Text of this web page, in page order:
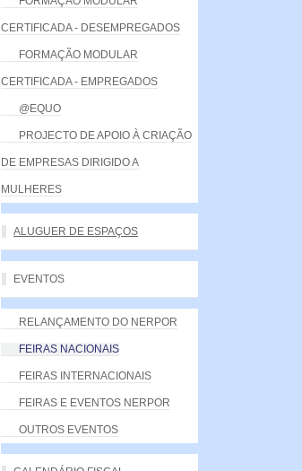
CERTIFICADA - DESEMPREGADOS
FORMAÇÃO MODULAR
CERTIFICADA - EMPREGADOS
@EQUO
PROJECTO DE APOIO À CRIAÇÃO
DE EMPRESAS DIRIGIDO A
MULHERES
ALUGUER DE ESPAÇOS
EVENTOS
RELANÇAMENTO DO NERPOR
FEIRAS NACIONAIS
FEIRAS INTERNACIONAIS
FEIRAS E EVENTOS NERPOR
OUTROS EVENTOS